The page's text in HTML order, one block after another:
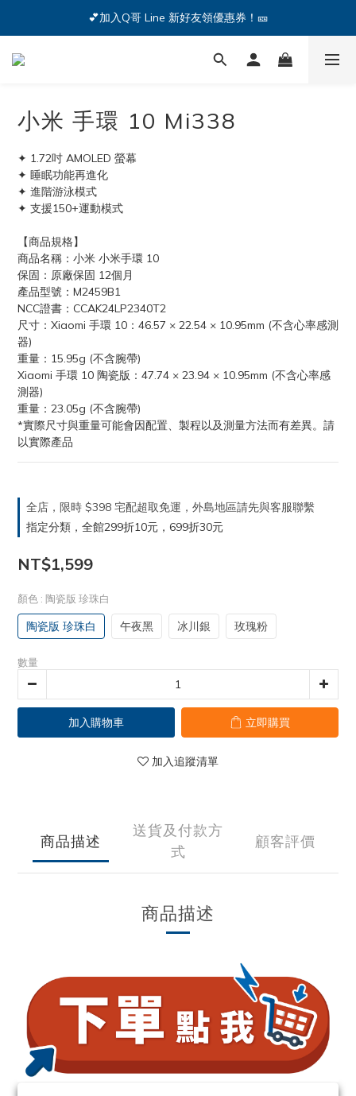
🔥iPhone 17 全系列熱銷中🔥點我購買 — !
💕加入Q哥 Line 新好友領優惠券！🎫
🔥iPhone 17 全系列熱銷中🔥點我購買 — !
小米 手環 10 Mi338
✦ 1.72吋 AMOLED 螢幕
✦ 睡眠功能再進化
✦ 進階游泳模式
✦ 支援150+運動模式
【商品規格】
商品名稱：小米 小米手環 10
保固：原廠保固 12個月
產品型號：M2459B1
NCC證書：CCAK24LP2340T2
尺寸：Xiaomi 手環 10：46.57 × 22.54 × 10.95mm (不含心率感測
器)
重量：15.95g (不含腕帶)
Xiaomi 手環 10 陶瓷版：47.74 × 23.94 × 10.95mm (不含心率感
測器)
重量：23.05g (不含腕帶)
*實際尺寸與重量可能會因配置、製程以及測量方法而有差異。請
以實際產品
全店，限時 $398 宅配超取免運，外島地區請先與客服聯繫
指定分類，全館299折10元，699折30元
NT$1,599
顏色 : 陶瓷版 珍珠白
陶瓷版 珍珠白 午夜黑 冰川銀 玫瑰粉
數量
加入購物車 立即購買
加入追蹤清單
商品描述
送貨及付款方
式
顧客評價
商品描述